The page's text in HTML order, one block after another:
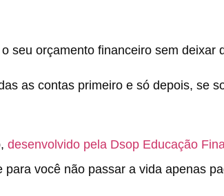
seu orçamento financeiro sem deixar
as contas primeiro e só depois, se
desenvolvido pela Dsop Educação
você não passar a vida apenas